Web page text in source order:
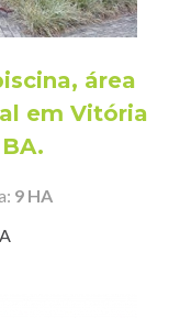
área
em Vitória
9 HA